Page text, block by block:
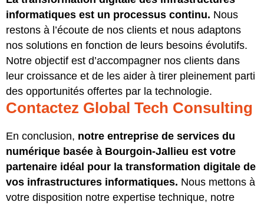
informatiques est un processus continu. Nous
restons à l’écoute de nos clients et nous adaptons
nos solutions en fonction de leurs besoins évolutifs.
Notre objectif est d’accompagner nos clients dans
leur croissance et de les aider à tirer pleinement parti
des opportunités offertes par la technologie.
Contactez Global Tech Consulting
En conclusion, notre entreprise de services du
numérique basée à Bourgoin-Jallieu est votre
partenaire idéal pour la transformation digitale de
vos infrastructures informatiques. Nous mettons à
votre disposition notre expertise technique, notre